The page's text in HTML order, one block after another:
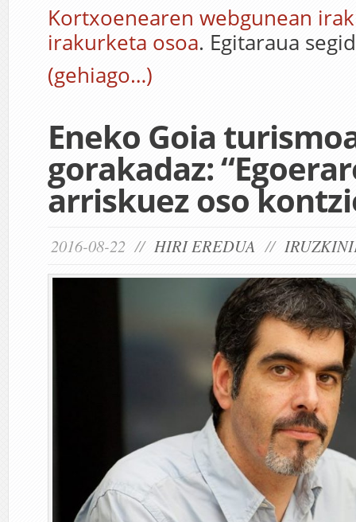
Kortxoenearen webgunean
irakurketa osoa. Egitaraua
(gehiago…)
Eneko Goia
gorakadaz:
arriskuez oso
2016-08-22 // HIRI EREDUA //